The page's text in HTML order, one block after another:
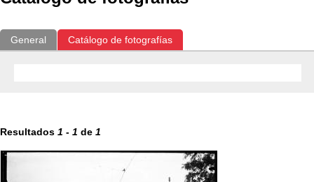
General Catálogo de fotografías
Resultados 1 - 1 de 1